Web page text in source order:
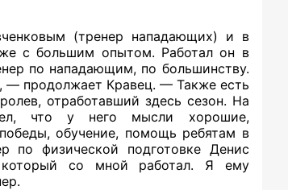
(тренер нападающих) и в
с большим опытом. Работал он в
по нападающим, по большинству.
— продолжает Кравец. — Также есть
отработавший здесь сезон. На
что у него мысли хорошие,
обучение, помощь ребятам в
по физической подготовке Денис
который со мной работал. Я ему